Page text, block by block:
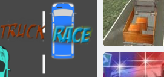
Mega camion